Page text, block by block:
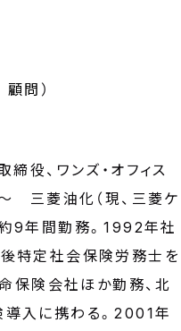
顧問 ）
締役、ワンズ・オフィス
三菱油化（現、三菱ケ
9年間勤務。1992年社
特定社会保険労務士を
険会社ほか勤務、北
入に携わる。2001年